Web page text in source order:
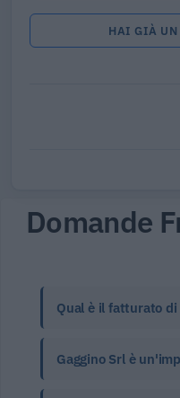
HAI GIÀ UN
Domande
Qual è il fatturato di
Gaggino Srl è